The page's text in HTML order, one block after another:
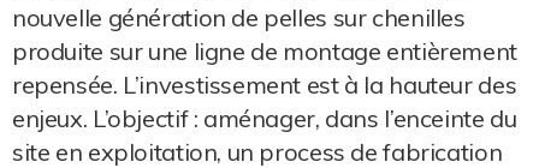
nouvelle génération de pelles sur chenilles
produite sur une ligne de montage entièrement
repensée. L’investissement est à la hauteur des
enjeux. L’objectif : aménager, dans l’enceinte du
site en exploitation, un process de fabrication